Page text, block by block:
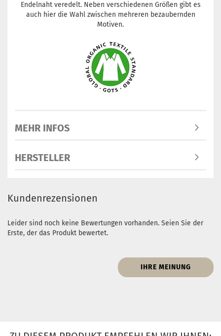
Endelnaht veredelt. Neben verschiedenen Größen gibt es
auch hier die Wahl zwischen mehreren bezaubernden
Motiven.
MEHR INFOS
HERSTELLER
Kundenrezensionen
Leider sind noch keine Bewertungen vorhanden. Seien Sie der
Erste, der das Produkt bewertet.
IHRE MEINUNG